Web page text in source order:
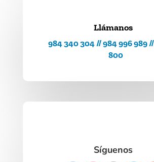
Llámanos
984 340 304 // 984 996 989
800
Síguenos